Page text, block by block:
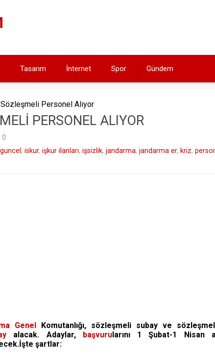
Tasarım İnternet Spor Gündem
Personel Alıyor
PERSONEL ALIYOR
0
guncel , iskur, işkur ilanları, işsizlik, jandarma, jandarma er, kriz,
GenelKomutanlığı, sözleşmeli subay ve
alacak. Adaylar, başvurularını 1 Şubat-1 Nisan
şartlar: